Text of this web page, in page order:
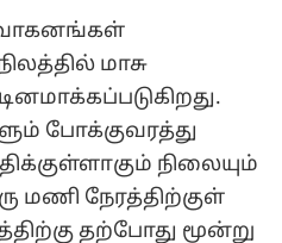
வாகனங்கள்
மாசு
போக்குவரத்து
நிலையும்
மணி நேரத்திற்குள்
தற்போது மூன்று